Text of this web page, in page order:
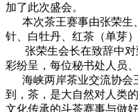
加了此次盛会。
本次茶王赛事由张荣生
针、白牡丹、红茶（单芽
张荣生会长在致辞中对
彩纷呈，每位秘书处人员
海峡两岸茶业交流协会
到，茶，是大自然对人类
文化传承的斗茶赛事与做